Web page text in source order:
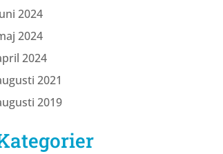
2024
2024
2024
2021
2019